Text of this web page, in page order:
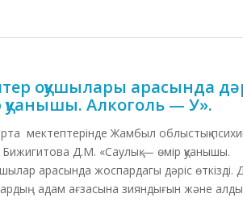
оқушылары арасында
қуанышы. Алкоголь — У».
Жамбыл облыстық
Д.М. «Саулық — өмір қуанышы.
арасында жоспардагы дәріс өткізді.
адам ағзасына зияндығын және